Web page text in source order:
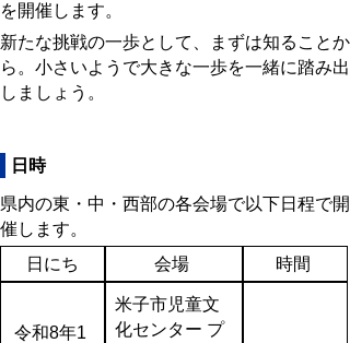
を開催します。
新たな挑戦の一歩として、まずは知ることか
ら。小さいようで大きな一歩を一緒に踏み出
しましょう。
日時
県内の東・中・西部の各会場で以下日程で開
催します。
日にち
会場 時間
令和8年1
米子市児童文
化センター プ